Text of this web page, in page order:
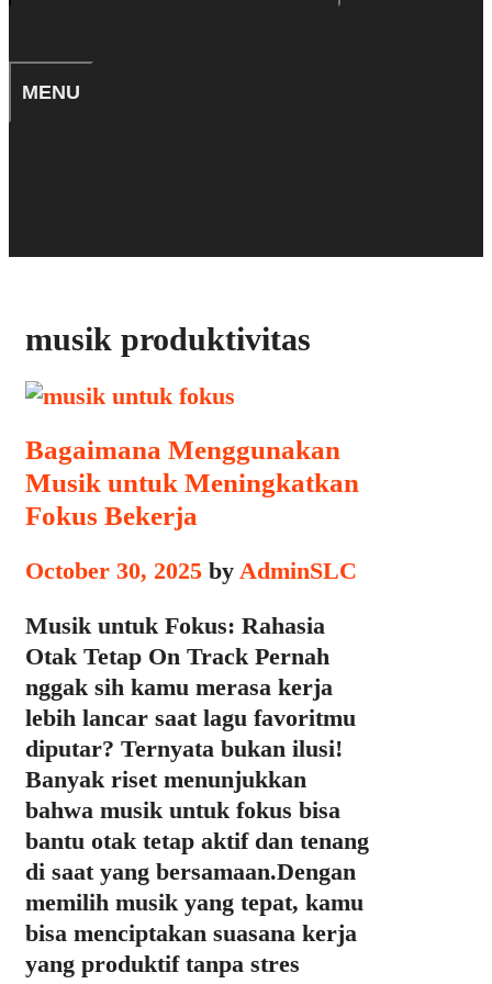
MENU
musik produktivitas
Bagaimana Menggunakan
Musik untuk Meningkatkan
Fokus Bekerja
October 30, 2025 by AdminSLC
Musik untuk Fokus: Rahasia
Otak Tetap On Track Pernah
nggak sih kamu merasa kerja
lebih lancar saat lagu favoritmu
diputar? Ternyata bukan ilusi!
Banyak riset menunjukkan
bahwa musik untuk fokus bisa
bantu otak tetap aktif dan tenang
di saat yang bersamaan.Dengan
memilih musik yang tepat, kamu
bisa menciptakan suasana kerja
yang produktif tanpa stres